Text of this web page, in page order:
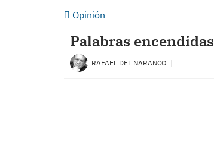
Opinión
Palabras encendidas
RAFAEL DEL NARANCO